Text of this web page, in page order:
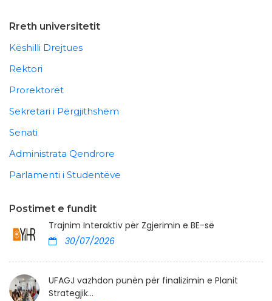
Rreth universitetit
Këshilli Drejtues
Rektori
Prorektorët
Sekretari i Përgjithshëm
Senati
Administrata Qendrore
Parlamenti i Studentëve
Postimet e fundit
Trajnim Interaktiv për Zgjerimin e BE-së
30/07/2026
UFAGJ vazhdon punën për finalizimin e Planit
Strategjik...